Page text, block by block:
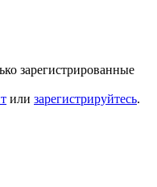
зарегистрированные
или зарегистрируйтесь.